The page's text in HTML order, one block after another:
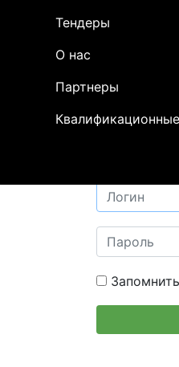
Тендеры
О нас
Партнеры